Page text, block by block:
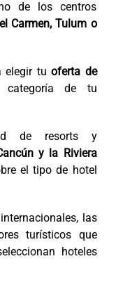
de los centros
Carmen, Tulum o
elegir tu oferta de
de tu
de resorts y
y la Riviera
el tipo de hotel
las
turísticos que
hoteles